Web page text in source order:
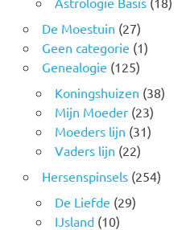
De Moestuin (27)
Geen categorie (1)
Genealogie (125)
Koningshuizen (38)
Mijn Moeder(23)
Moeders lijn (31)
Vaders lijn (22)
Hersenspinsels(254)
De Liefde (29)
IJsland(10)